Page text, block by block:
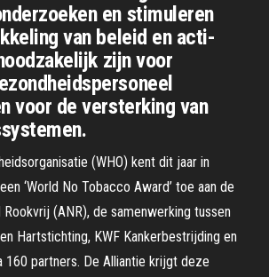
en stimuleren
van beleid en acti-
zijn voor
voor de versterking van
(WHO) kent dit jaar in
‘World No Tobacco Award’ toe aan de
(ANR), de samenwerking tussen
Hartstichting, KWF Kankerbestrijding en
160 partners. De Alliantie krijgt deze